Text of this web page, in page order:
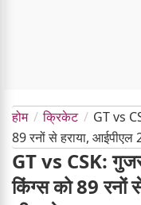
होम क्रिकेट
GT vs
89 रनों से हराया,
GT vs CSK:
किंग्स को 89 रनों